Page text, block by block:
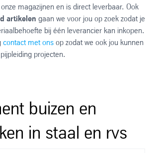
magazijnen en is direct leverbaar. Ook
artikelen gaan we voor jou op zoek zodat je
bij één leverancier kan inkopen.
contact met ons op zodat we ook jou kunnen
projecten.
buizen en
in staal en rvs